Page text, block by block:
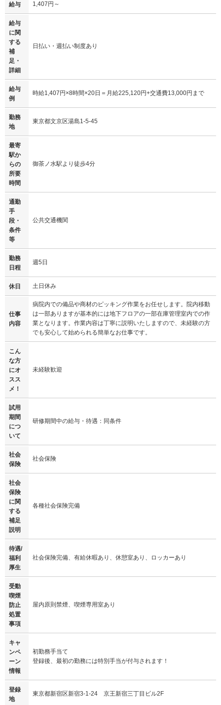
給与 1,407円～
給与
に関
する
補
足・
詳細
日払い・週払い制度あり
給与
例
時給1,407円×8時間×20日＝月給225,120円+交通費13,000円まで
勤務
地
東京都文京区湯島1-5-45
最寄
駅か
らの
所要
時間
御茶ノ水駅より徒歩4分
通勤
手
段・
条件
等
公共交通機関
勤務
日程
週5日
休日 土日休み
仕事
内容
病院内での備品や商材のピッキング作業をお任せします。院内移動
は一部ありますが基本的には地下フロアの一部在庫管理室内での作
業となります。作業内容は丁寧に説明いたしますので、未経験の方
でも安心して始められる簡単なお仕事です。
こん
な方
にオ
スス
メ！
未経験歓迎
試用
期間
につ
いて
研修期間中の給与・待遇：同条件
社会
保険
社会保険
社会
保険
に関
する
補足
説明
各種社会保険完備
待遇/
福利
厚生
社会保険完備、有給休暇あり、休憩室あり、ロッカーあり
受動
喫煙
防止
処置
事項
屋内原則禁煙、喫煙専用室あり
キャ
ンペ
ーン
情報
初勤務手当て
登録後、最初の勤務には特別手当が付与されます！
登録
地
東京都新宿区新宿3-1-24 京王新宿三丁目ビル2F